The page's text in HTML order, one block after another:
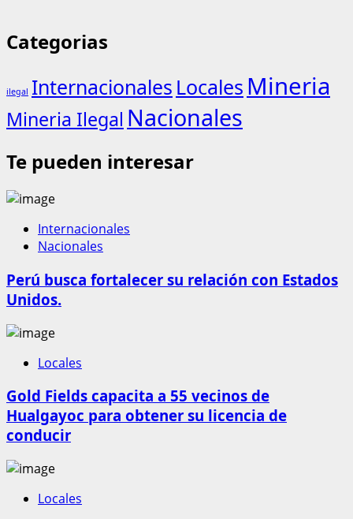
Categorias
ilegal Internacionales Locales Mineria
Mineria Ilegal Nacionales
Te pueden interesar
Internacionales
Nacionales
Perú busca fortalecer su relación con Estados
Unidos.
Locales
Gold Fields capacita a 55 vecinos de
Hualgayoc para obtener su licencia de
conducir
Locales